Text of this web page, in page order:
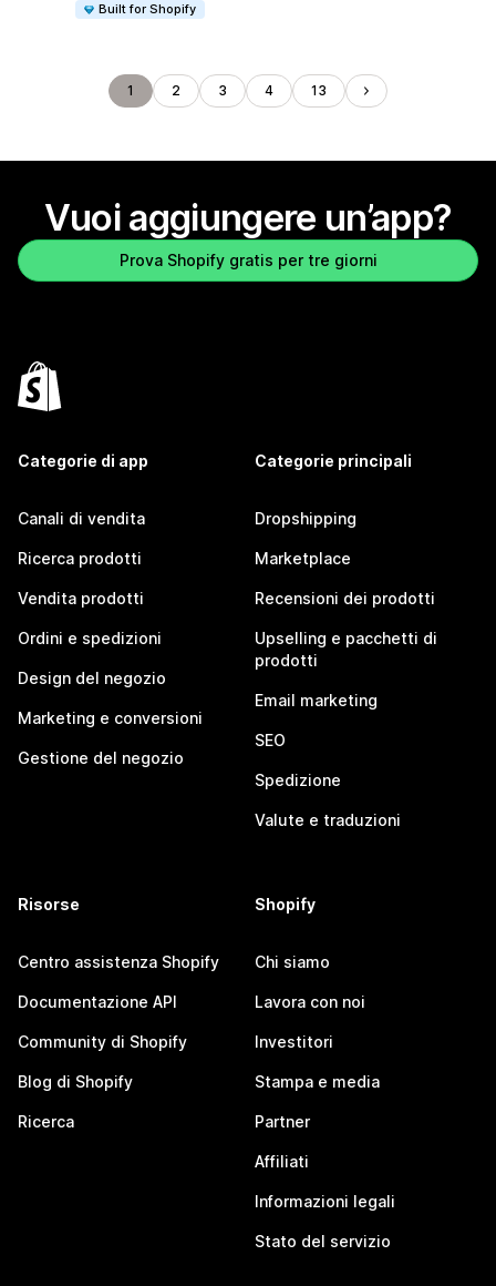
Built for Shopify
1 2 3 4 13
Vuoi aggiungere un’app?
Prova Shopify gratis per tre giorni
Categorie di app
Canali di vendita
Ricerca prodotti
Vendita prodotti
Ordini e spedizioni
Design del negozio
Marketing e conversioni
Gestione del negozio
Categorie principali
Dropshipping
Marketplace
Recensioni dei prodotti
Upselling e pacchetti di
prodotti
Email marketing
SEO
Spedizione
Valute e traduzioni
Risorse
Centro assistenza Shopify
Documentazione API
Community di Shopify
Blog di Shopify
Ricerca
Shopify
Chi siamo
Lavora con noi
Investitori
Stampa e media
Partner
Affiliati
Informazioni legali
Stato del servizio